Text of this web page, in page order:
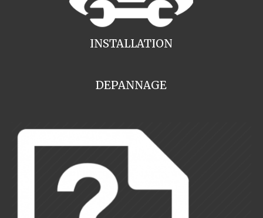
INSTALLATION
DEPANNAGE